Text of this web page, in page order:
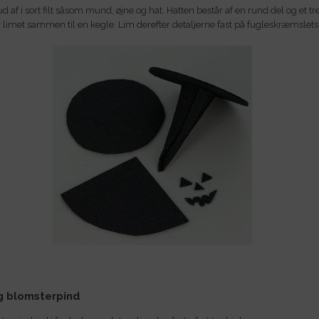
af i sort filt såsom mund, øjne og hat. Hatten består af en rund del og et
limet sammen til en kegle. Lim derefter detaljerne fast på
blomsterpind